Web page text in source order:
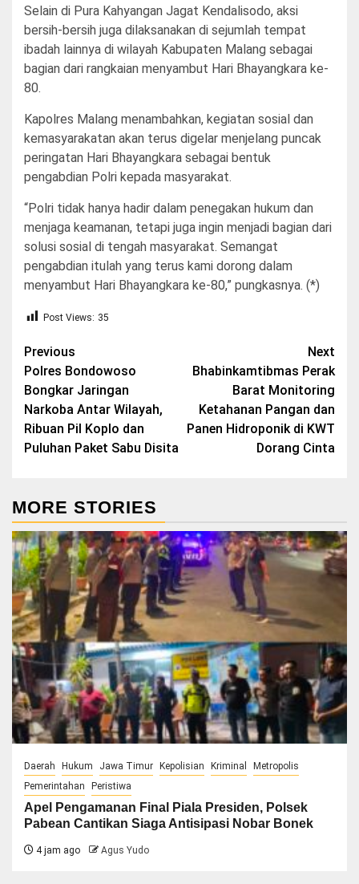
Selain di Pura Kahyangan Jagat Kendalisodo, aksi
bersih-bersih juga dilaksanakan di sejumlah tempat
ibadah lainnya di wilayah Kabupaten Malang sebagai
bagian dari rangkaian menyambut Hari Bhayangkara ke-
80.
Kapolres Malang menambahkan, kegiatan sosial dan
kemasyarakatan akan terus digelar menjelang puncak
peringatan Hari Bhayangkara sebagai bentuk
pengabdian Polri kepada masyarakat.
“Polri tidak hanya hadir dalam penegakan hukum dan
menjaga keamanan, tetapi juga ingin menjadi bagian dari
solusi sosial di tengah masyarakat. Semangat
pengabdian itulah yang terus kami dorong dalam
menyambut Hari Bhayangkara ke-80,” pungkasnya. (*)
Post Views: 35
Post
navigation
Previous
Polres Bondowoso
Bongkar Jaringan
Narkoba Antar Wilayah,
Ribuan Pil Koplo dan
Puluhan Paket Sabu Disita
Next
Bhabinkamtibmas Perak
Barat Monitoring
Ketahanan Pangan dan
Panen Hidroponik di KWT
Dorang Cinta
MORE STORIES
Daerah Hukum Jawa Timur Kepolisian Kriminal
Metropolis
Pemerintahan
Peristiwa
Apel Pengamanan Final Piala Presiden, Polsek
Pabean Cantikan Siaga Antisipasi Nobar Bonek
4 jam ago Agus Yudo